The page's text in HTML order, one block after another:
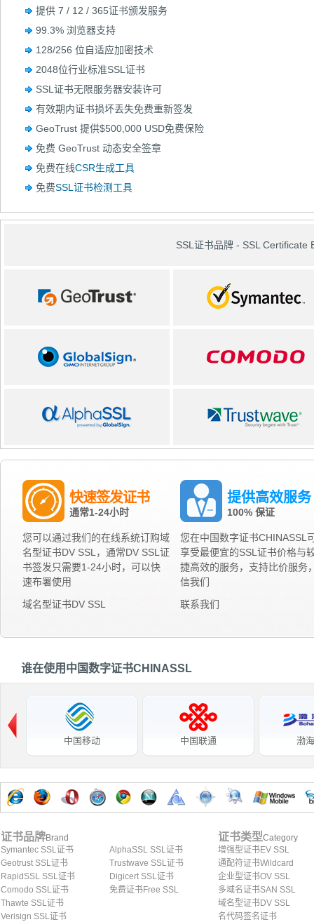
提供 7 / 12 / 365证书颁发服务
99.3% 浏览器支持
128/256 位自适应加密技术
2048位行业标准SSL证书
SSL证书无限服务器安装许可
有效期内证书损坏丢失免费重新签发
GeoTrust 提供$500,000 USD免费保险
免费 GeoTrust 动态安全签章
免费在线CSR生成工具
免费SSL证书检测工具
SSL证书品牌 - SSL Certificate
快速签发证书
通常1-24小时
您可以通过我们的在线系统订购域
名型证书DV SSL，通常DV SSL证
书签发只需要1-24小时，可以快
速布署使用
域名型证书DV SSL
提供高效服务
100% 保证
您在中国数字证书CHINASSL
享受最便宜的SSL证书价格与
捷高效的服务，支持比价服务
信我们
联系我们
谁在使用中国数字证书CHINASSL
中国移动 中国联通 渤
证书品牌Brand
Symantec SSL证书
Geotrust SSL证书
RapidSSL SSL证书
Comodo SSL证书
Thawte SSL证书
Verisign SSL证书
AlphaSSL SSL证书
Trustwave SSL证书
Digicert SSL证书
免费证书Free SSL
证书类型Category
增强型证书EV SSL
通配符证书Wildcard
企业型证书OV SSL
多域名证书SAN SSL
域名型证书DV SSL
名代码签名证书